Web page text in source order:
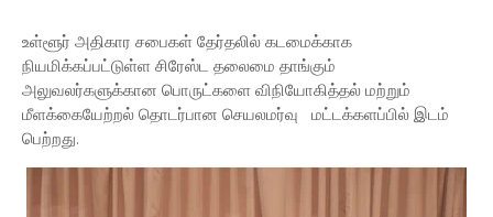
உள்ளூர் அதிகார சபைகள் தேர்தலில் கடமைக்காக
நியமிக்கப்பட்டுள்ள சிரேஸ்ட தலைமை தாங்கும்
அலுவலர்களுக்கான பொருட்களை விநியோகித்தல் மற்றும்
மீளக்கையேற்றல் தொடர்பான செயலமர்வு மட்டக்களப்பில் இடம்
பெற்றது.